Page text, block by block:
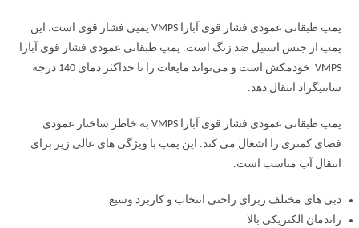
پمپ طبقاتی عمودی فشار قوی آبارا VMPS پمپی فشار قوی است. این
پمپ از جنس استیل ضد زنگ است. پمپ طبقاتی عمودی فشار قوی آبارا
VMPS خودمکش است و می‌تواند مایعات را تا حداکثر دمای 140 درجه
سانتیگراد انتقال دهد.
پمپ طبقاتی عمودی فشار قوی آبارا VMPS به خاطر ساختار عمودی
فضای کمتری را اشغال می کند. این پمپ با ویژگی های عالی زیر برای
انتقال آب مناسب است.
دبی های مختلف ربرای راحتی انتخاب و کاربرد وسیع
راندمان الکتریکی بالا